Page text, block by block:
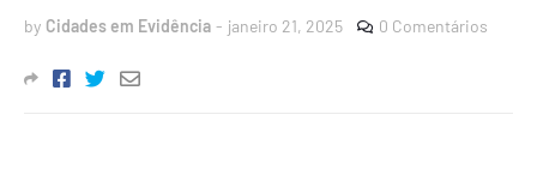
by Cidades em Evidência - janeiro 21, 2025 0 Comentários